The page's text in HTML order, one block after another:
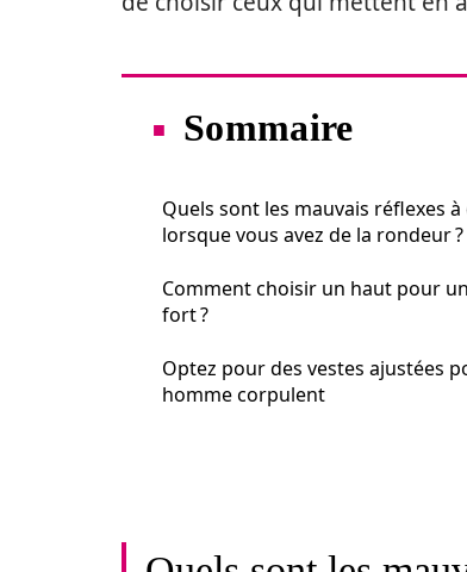
Sommaire
Quels sont les mauvais réflexes
lorsque vous avez de la rondeur ?
Comment choisir un haut pour
fort ?
Optez pour des vestes ajustées
homme corpulent